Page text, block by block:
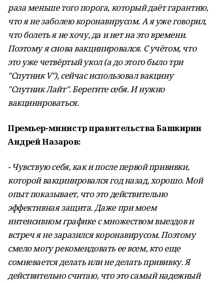
раза меньше того порога, который даёт гарантию,
что я не заболею коронавирусом. А я уже говорил,
что болеть я не хочу, да и нет на это времени.
Поэтому я снова вакцинировался. С учётом, что
это уже четвёртый укол (а до этого было три
"Спутник V"), сейчас использовал вакцину
"Спутник Лайт". Берегите себя. И нужно
вакцинироваться.
Премьер-министр правительства Башкирии
Андрей Назаров:
- Чувствую себя, как и после первой прививки,
которой вакцинировался год назад, хорошо. Мой
опыт показывает, что это действительно
эффективная защита. Даже при моем
интенсивном графике с множеством выездов и
встреч я не заразился коронавирусом. Поэтому
смело могу рекомендовать ее всем, кто еще
сомневается делать или не делать прививку. Я
действительно считаю, что это самый надежный